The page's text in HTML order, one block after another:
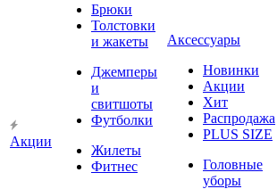
Акции
Брюки
Толстовки
и жакеты
Джемперы
и
свитшоты
Футболки
Жилеты
Фитнес
Аксессуары
Новинки
Акции
Хит
Распродажа
PLUS SIZE
Головные
уборы